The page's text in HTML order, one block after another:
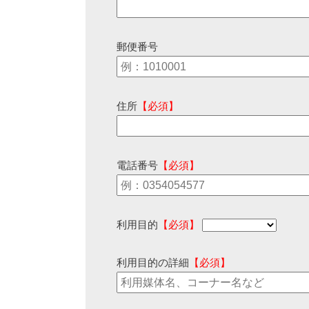
郵便番号
住所 【必須】
電話番号 【必須】
利用目的 【必須】
利用目的の詳細 【必須】